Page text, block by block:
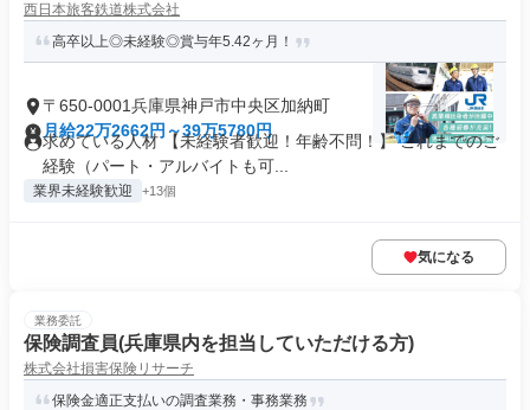
西日本旅客鉄道株式会社
高卒以上◎未経験◎賞与年5.42ヶ月！
〒650-0001兵庫県神戸市中央区加納町
月給22万2662円～39万5780円
求めている人材 【未経験者歓迎！年齢不問！】 これまでのご
経験（パート・アルバイトも可...
業界未経験歓迎 +13個
気になる
業務委託
保険調査員(兵庫県内を担当していただける方)
株式会社損害保険リサーチ
保険金適正支払いの調査業務・事務業務